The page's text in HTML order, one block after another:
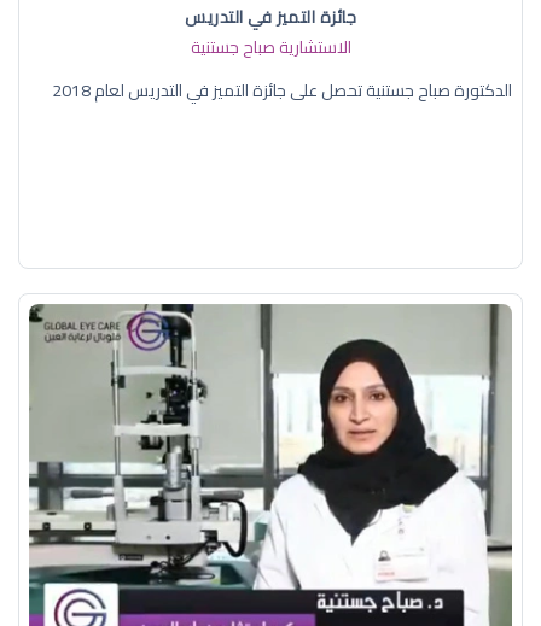
جائزة التميز في التدريس
الاستشارية صباح جستنية
الدكتورة صباح جستنية تحصل على جائزة التميز في التدريس لعام 2018